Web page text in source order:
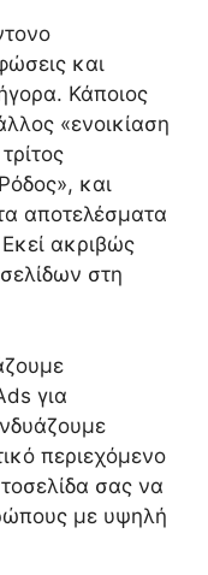
και
Κάποιος
«ενοικίαση
και
αποτελέσματα
ακριβώς
στη
για
περιεχόμενο
σας να
με υψηλή